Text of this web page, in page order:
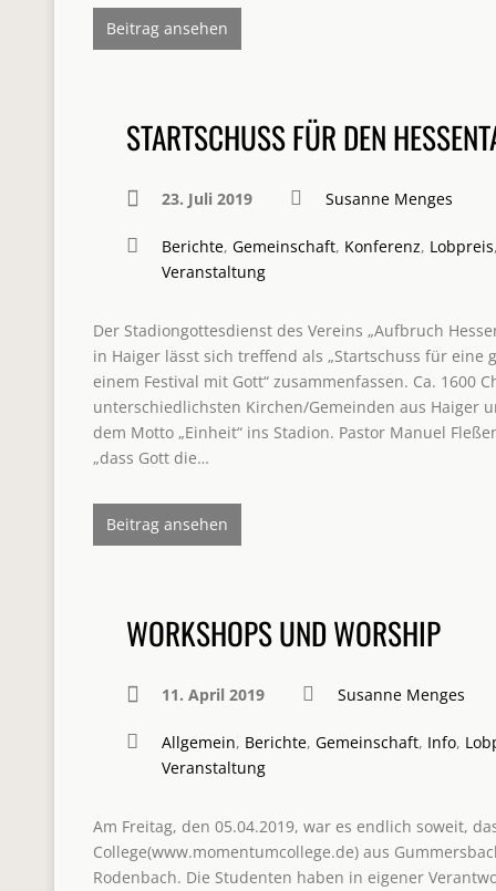
Beitrag ansehen
STARTSCHUSS FÜR DEN
23. Juli 2019 Susanne Menges
Berichte, Gemeinschaft, Konferenz, Lobpreis
Veranstaltung
Der Stadiongottesdienst des Vereins „Aufbruch
in Haiger lässt sich treffend als „Startschuss für eine
einem Festival mit Gott“ zusammenfassen. Ca. 1600
unterschiedlichsten Kirchen/Gemeinden aus Haiger
dem Motto „Einheit“ ins Stadion. Pastor Manuel
„dass Gott die…
Beitrag ansehen
WORKSHOPS UND WORSHIP
11. April 2019 Susanne Menges
Allgemein, Berichte, Gemeinschaft, Info,
Veranstaltung
Am Freitag, den 05.04.2019, war es endlich soweit,
College(www.momentumcollege.de) aus
Rodenbach. Die Studenten haben in eigener